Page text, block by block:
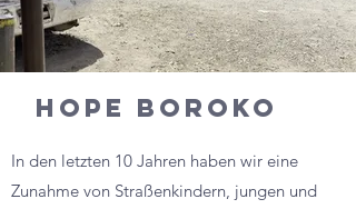
hope boroko
In den letzten 10 Jahren haben wir eine
Zunahme von Straßenkindern, jungen und